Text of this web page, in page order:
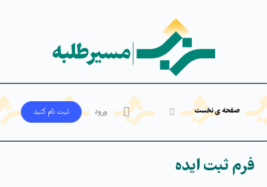
صفحه ی نخست ورود ثبت‌ نام کنید
فرم ثبت ایده